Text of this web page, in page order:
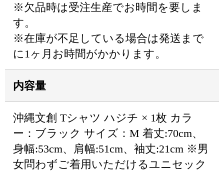
※欠品時は受注生産でお時間を要しま
す。
※在庫が不足している場合は発送まで
に1ヶ月お時間がかかります。
内容量
沖縄文創 Tシャツ ハジチ × 1枚 カラ
ー：ブラック サイズ：M 着丈:70cm、
身幅:53cm、肩幅:51cm、袖丈:21cm ※男
女問わずご着用いただけるユニセック